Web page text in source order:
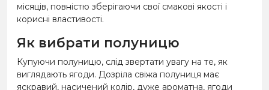
місяців, повністю зберігаючи свої смакові якості і
корисні властивості.
Як вибрати полуницю
Купуючи полуницю, слід звертати увагу на те, як
виглядають ягоди. Дозріла свіжа полуниця має
яскравий, насичений колір, дуже ароматна, ягоди